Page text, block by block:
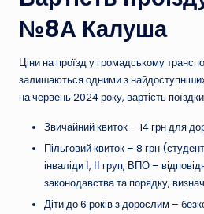
№8А Калуша
Ціни на проїзд у громадському
залишаються одними з
на червень 2024 року, вартість
Звичайний квиток – 14 грн для
Пільговий квиток – 8 грн
інваліди І, ІІ груп, ВПО –
законодавства та порядку,
Діти до 6 років з дорослим –